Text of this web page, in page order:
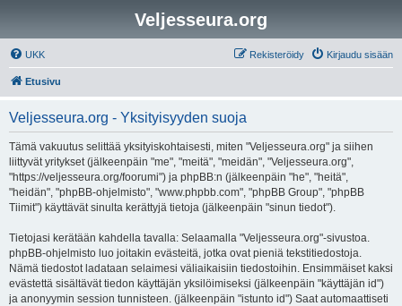
Veljesseura.org
UKK Kirjaudu sisään
Rekisteröidy
Etusivu
Veljesseura.org - Yksityisyyden suoja
Tämä vakuutus selittää yksityiskohtaisesti, miten "Veljesseura.org" ja siihen
liittyvät yritykset (jälkeenpäin "me", "meitä", "meidän", "Veljesseura.org",
"https://veljesseura.org/foorumi") ja phpBB:n (jälkeenpäin "he", "heitä",
"heidän", "phpBB-ohjelmisto", "www.phpbb.com", "phpBB Group", "phpBB
Tiimit") käyttävät sinulta kerättyjä tietoja (jälkeenpäin "sinun tiedot").
Tietojasi kerätään kahdella tavalla: Selaamalla "Veljesseura.org"-sivustoa.
phpBB-ohjelmisto luo joitakin evästeitä, jotka ovat pieniä tekstitiedostoja.
Nämä tiedostot ladataan selaimesi väliaikaisiin tiedostoihin. Ensimmäiset kaksi
evästettä sisältävät tiedon käyttäjän yksilöimiseksi (jälkeenpäin "käyttäjän id")
ja anonyymin session tunnisteen. (jälkeenpäin "istunto id") Saat automaattiseti